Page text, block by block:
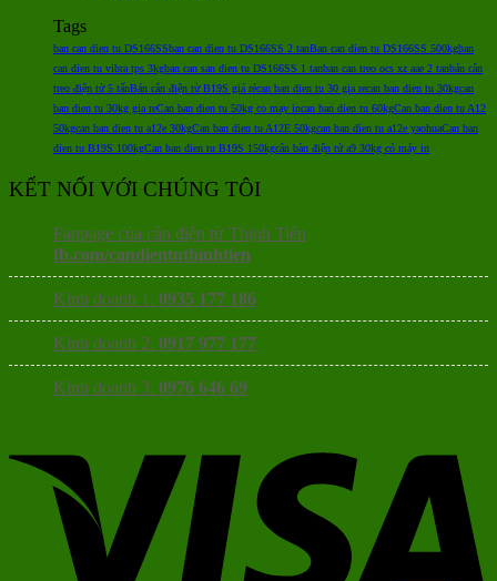
Tags
ban can dien tu DS166SSban can dien tu DS166SS 2 tanBan can dien tu DS166SS 500kgban
can dien tu vibra tps 3kgban can san dien tu DS166SS 1 tanban can treo ocs xz aae 2 tanbán cân
treo điện tử 5 tấnBán cân điện tử B19S giá rẻcan ban dien tu 30 gia recan ban dien tu 30kgcan
ban dien tu 30kg gia reCan ban dien tu 50kg co may incan ban dien tu 60kgCan ban dien tu A12
50kgcan ban dien tu a12e 30kgCan ban dien tu A12E 50kgcan ban dien tu a12e yaohuaCan ban
dien tu B19S 100kgCan ban dien tu B19S 150kgcân bàn điện tử a9 30kg có máy in
KẾT NỐI VỚI CHÚNG TÔI
Fanpage của cân điện tử Thịnh Tiến
fb.com/candientuthinhtien
Kinh doanh 1: 0935 177 186
Kinh doanh 2: 0917 977 177
Kinh doanh 3: 0976 646 69